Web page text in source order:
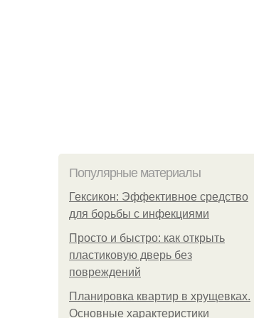
Популярные материалы
Гексикон: Эффективное средство
для борьбы с инфекциями
Просто и быстро: как открыть
пластиковую дверь без
повреждений
Планировка квартир в хрущевках.
Основные характеристики